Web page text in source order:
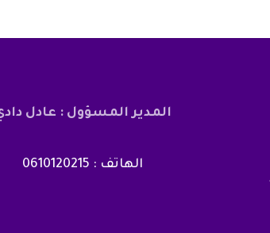
المدير المسؤول : عادل
الهاتف : 0610120215